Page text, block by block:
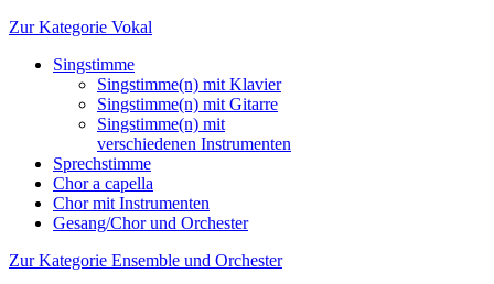
Zur Kategorie Vokal
Singstimme
Singstimme(n) mit Klavier
Singstimme(n) mit Gitarre
Singstimme(n) mit
verschiedenen Instrumenten
Sprechstimme
Chor a capella
Chor mit Instrumenten
Gesang/Chor und Orchester
Zur Kategorie Ensemble und Orchester